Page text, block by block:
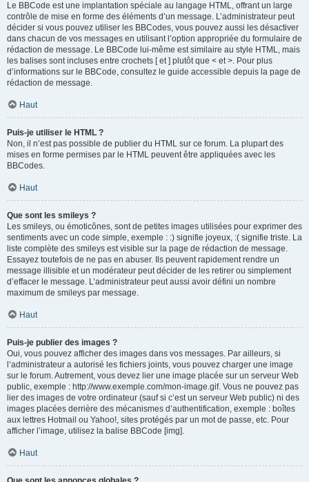
Le BBCode est une implantation spéciale au langage HTML, offrant un large
contrôle de mise en forme des éléments d’un message. L’administrateur peut
décider si vous pouvez utiliser les BBCodes, vous pouvez aussi les désactiver
dans chacun de vos messages en utilisant l’option appropriée du formulaire de
rédaction de message. Le BBCode lui-même est similaire au style HTML, mais
les balises sont incluses entre crochets [ et ] plutôt que < et >. Pour plus
d’informations sur le BBCode, consultez le guide accessible depuis la page de
rédaction de message.
Haut
Puis-je utiliser le HTML ?
Non, il n’est pas possible de publier du HTML sur ce forum. La plupart des
mises en forme permises par le HTML peuvent être appliquées avec les
BBCodes.
Haut
Que sont les smileys ?
Les smileys, ou émoticônes, sont de petites images utilisées pour exprimer des
sentiments avec un code simple, exemple : :) signifie joyeux, :( signifie triste. La
liste complète des smileys est visible sur la page de rédaction de message.
Essayez toutefois de ne pas en abuser. Ils peuvent rapidement rendre un
message illisible et un modérateur peut décider de les retirer ou simplement
d’effacer le message. L’administrateur peut aussi avoir défini un nombre
maximum de smileys par message.
Haut
Puis-je publier des images ?
Oui, vous pouvez afficher des images dans vos messages. Par ailleurs, si
l’administrateur a autorisé les fichiers joints, vous pouvez charger une image
sur le forum. Autrement, vous devez lier une image placée sur un serveur Web
public, exemple : http://www.exemple.com/mon-image.gif. Vous ne pouvez pas
lier des images de votre ordinateur (sauf si c’est un serveur Web public) ni des
images placées derrière des mécanismes d’authentification, exemple : boîtes
aux lettres Hotmail ou Yahoo!, sites protégés par un mot de passe, etc. Pour
afficher l’image, utilisez la balise BBCode [img].
Haut